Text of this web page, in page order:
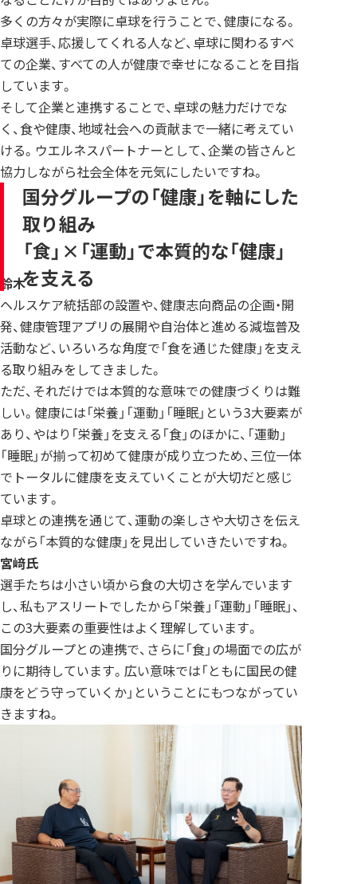
多くの方々が実際に卓球を行うことで、健康になる。
卓球選手、応援してくれる人など、卓球に関わるすべ
ての企業、すべての人が健康で幸せになることを目指
しています。
そして企業と連携することで、卓球の魅力だけでな
く、食や健康、地域社会への貢献まで一緒に考えてい
ける。ウエルネスパートナーとして、企業の皆さんと
協力しながら社会全体を元気にしたいですね。
国分グループの「健康」を軸にした
取り組み
「食」×「運動」で本質的な「健康」
を支える
鈴木
ヘルスケア統括部の設置や、健康志向商品の企画・開
発、健康管理アプリの展開や自治体と進める減塩普及
活動など、いろいろな角度で「食を通じた健康」を支え
る取り組みをしてきました。
ただ、それだけでは本質的な意味での健康づくりは難
しい。健康には「栄養」「運動」「睡眠」という3大要素が
あり、やはり「栄養」を支える「食」のほかに、「運動」
「睡眠」が揃って初めて健康が成り立つため、三位一体
でトータルに健康を支えていくことが大切だと感じ
ています。
卓球との連携を通じて、運動の楽しさや大切さを伝え
ながら「本質的な健康」を見出していきたいですね。
宮﨑氏
選手たちは小さい頃から食の大切さを学んでいます
し、私もアスリートでしたから「栄養」「運動」「睡眠」、
この3大要素の重要性はよく理解しています。
国分グループとの連携で、さらに「食」の場面での広が
りに期待しています。広い意味では「ともに国民の健
康をどう守っていくか」ということにもつながってい
きますね。